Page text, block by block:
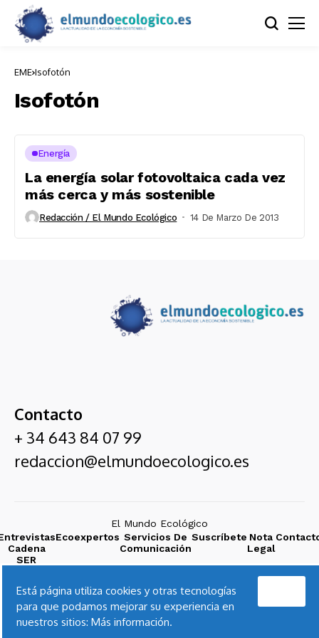
EME Isofotón
Isofotón
Energía
La energía solar fotovoltaica cada vez
más cerca y más sostenible
Redacción / El Mundo Ecológico 14 De Marzo De 2013
Contacto
+ 34 643 84 07 99
redaccion@elmundoecologico.es
El Mundo Ecológico
Cadena
SER
Ecoexpertos Servicios De
Comunicación
Suscríbete Nota
Legal
Está página utiliza cookies y otras tecnologías
para que podamos mejorar su experiencia en
nuestros sitios: Más información.